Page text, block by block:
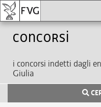
Concorsi
i concorsi indetti dagli
Giulia